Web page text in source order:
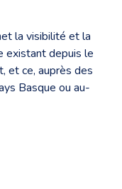
la visibilité et la
existant depuis le
et ce, auprès des
Basque ou au-